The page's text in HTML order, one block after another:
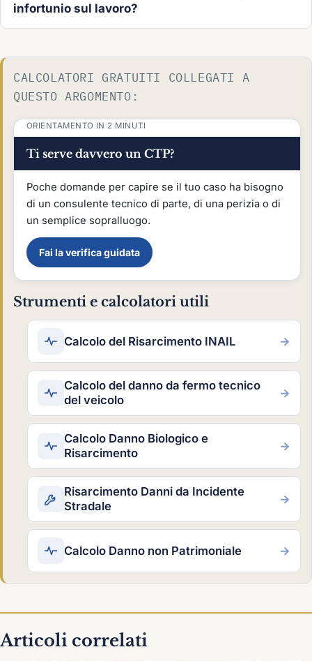
infortunio sul lavoro?
CALCOLATORI GRATUITI COLLEGATI A
QUESTO ARGOMENTO:
ORIENTAMENTO IN 2 MINUTI
Ti serve davvero un CTP?
Poche domande per capire se il tuo caso ha bisogno
di un consulente tecnico di parte, di una perizia o di
un semplice sopralluogo.
Fai la verifica guidata
Strumenti e calcolatori utili
Calcolo del Risarcimento INAIL →
Calcolo del danno da fermo tecnico
del veicolo
→
Calcolo Danno Biologico e
Risarcimento
→
Risarcimento Danni da Incidente
Stradale
→
Calcolo Danno non Patrimoniale →
Articoli correlati